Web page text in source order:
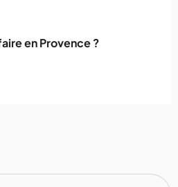
en Provence ?